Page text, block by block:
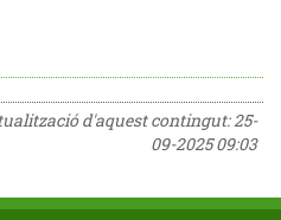
d'aquest contingut:25-
09-2025 09:03